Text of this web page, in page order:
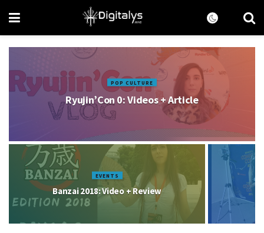
POP CULTURE
Ryujin’Con 0: Videos + Article
EVENTS
Banzai 2018: Video + Review